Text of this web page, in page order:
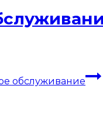
обслуживание